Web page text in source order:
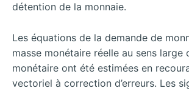
détention de la monnaie.
Les équations de la demande de
masse monétaire réelle au sens large
monétaire ont été estimées en
vectoriel à correction d’erreurs. Les